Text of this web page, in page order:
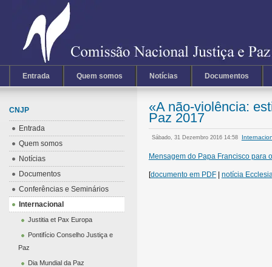
Entrada Quem somos Notícias Documentos
«A não-violência:
Paz 2017
Sábado, 31 Dezembro 2016 14:58
Mensagem do Papa Francisco para
[documento em PDF| notícia
CNJP
Entrada
Quem somos
Notícias
Documentos
Conferências e Seminários
Internacional
Justitia et Pax Europa
Pontifício Conselho Justiça e
Paz
Dia Mundial da Paz